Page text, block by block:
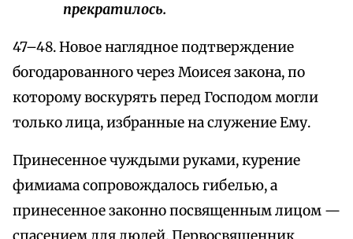
прекратилось.
47–48. Новое наглядное подтверждение
богодарованного через Моисея закона, по
которому воскурять перед Господом могли
только лица, избранные на служение Ему.
Принесенное чуждыми руками, курение
фимиама сопровождалось гибелью, а
принесенное законно посвященным лицом —